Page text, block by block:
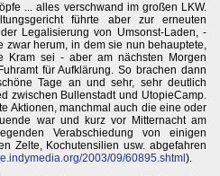
... alles verschwand im großen LKW.
führte aber zur erneuten
Legalisierung von Umsonst-Laden, -
zwar herum, in dem sie nun behauptete,
Kram sei - aber am nächsten Morgen
für Aufklärung. So brachen dann
Tage an und sehr, sehr deutlich
zwischen Bullenstadt und UtopieCamp.
Aktionen, manchmal auch die eine oder
war und kurz vor Mitternacht am
Verabschiedung von einigen
Zelte, Kochutensilien usw. abgefahren
2003/09/60895.shtml ).